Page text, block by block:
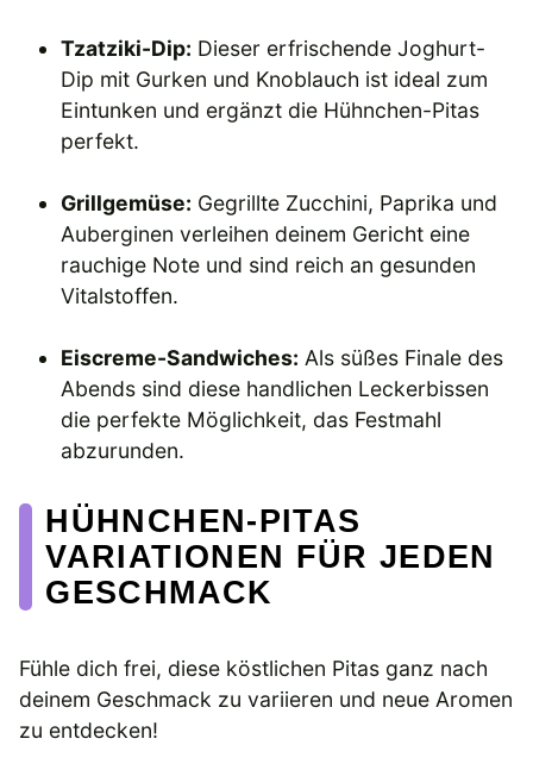
Tzatziki-Dip: Dieser erfrischende Joghurt-
Dip mit Gurken und Knoblauch ist ideal zum
Eintunken und ergänzt die Hühnchen-Pitas
perfekt.
Grillgemüse: Gegrillte Zucchini, Paprika und
Auberginen verleihen deinem Gericht eine
rauchige Note und sind reich an gesunden
Vitalstoffen.
Eiscreme-Sandwiches: Als süßes Finale des
Abends sind diese handlichen Leckerbissen
die perfekte Möglichkeit, das Festmahl
abzurunden.
HÜHNCHEN-PITAS
VARIATIONEN FÜR JEDEN
GESCHMACK
Fühle dich frei, diese köstlichen Pitas ganz nach
deinem Geschmack zu variieren und neue Aromen
zu entdecken!